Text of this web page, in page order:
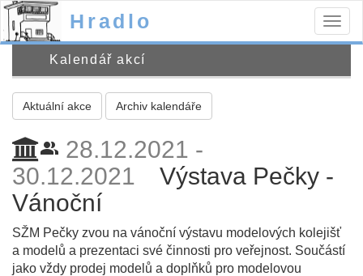
Hradlo
Kalendář akcí
Aktuální akce Archiv kalendáře
people_alt 28.12.2021 -
30.12.2021
Výstava Pečky -
Vánoční
SŽM Pečky zvou na vánoční výstavu modelových kolejišť
a modelů a prezentaci své činnosti pro veřejnost. Součástí
jako vždy prodej modelů a doplňků pro modelovou